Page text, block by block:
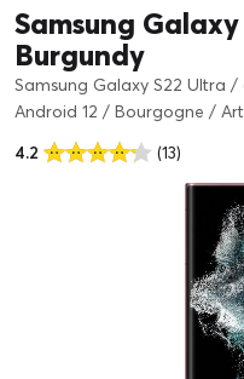
Samsung
Burgundy
Samsung Galaxy S22 Ultra
Android 12 / Bourgogne /
4.2
(13)